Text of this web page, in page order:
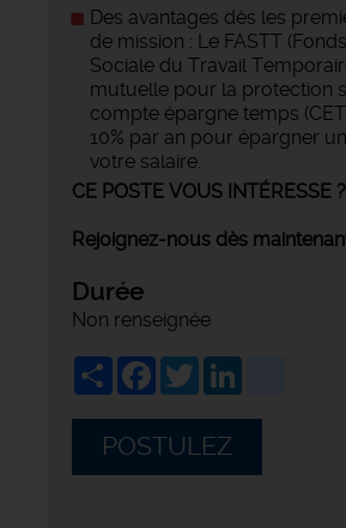
Des avantages dès les
de mission : Le FASTT
Sociale du Travail
mutuelle pour la protection
compte épargne temps
10% par an pour épargner
votre salaire.
CE POSTE VOUS INTÉRESSE ?
Rejoignez-nous dès
Durée
Non renseignée
ShareFacebook
Twitter
POSTULEZ